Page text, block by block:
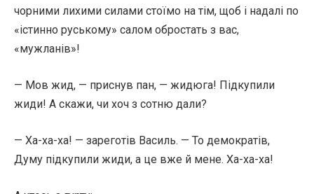
чорними лихими силами стоїмо на тім, щоб і надалі по
«істинно руському» салом обростать з вас,
«мужланів»!
— Мов жид, — приснув пан, — жидюга! Підкупили
жиди! А скажи, чи хоч з сотню дали?
— Ха-ха-ха! — зареготів Василь. — То демократів,
Думу підкупили жиди, а це вже й мене. Ха-ха-ха!